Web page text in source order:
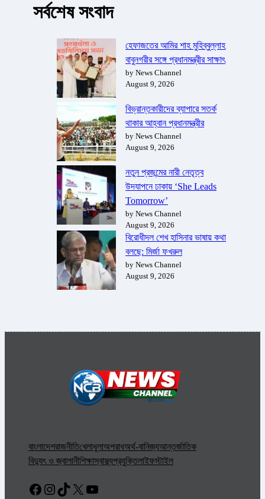
সর্বশেষ সংবাদ
হেফাজতের আমির শাহ মুহিব্বুল্লাহ
বাবুনগরীর সঙ্গে প্রধানমন্ত্রীর সাক্ষাৎ
by News Channel
August 9, 2026
বিভ্রান্তকারীদের ব্যাপারে সতর্ক
থাকার আহ্বান প্রধানমন্ত্রীর
by News Channel
August 9, 2026
নতুন প্রজন্মের নারী নেতৃত্ব
উদযাপনে ঢাকায় ‘She Leads
Tomorrow’
by News Channel
August 9, 2026
বিরোধীদল শেখ হাসিনার ভাষায় কথা
বলছে: মির্জা ফখরুল
by News Channel
August 9, 2026
বাংলাদেশরাজনীতিখেলাধুলাঅপরাধঅর্থ-বানিজ্যআন্তর্জাতিক
বিদ্যুৎ ও জ্বালানীশিক্ষাস্বাস্থ্যপ্রযুক্তিলাইফস্টাইল
Facebook
Instagram
TikTok
X YouTube